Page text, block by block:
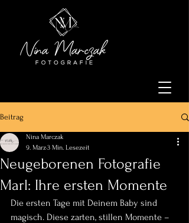
Beitrag
Neugeborenen Fotografie
Marl: Ihre ersten Momente
Nina Marczak
9. März3 Min. Lesezeit
Die ersten Tage mit Deinem Baby sind
magisch. Diese zarten, stillen Momente –